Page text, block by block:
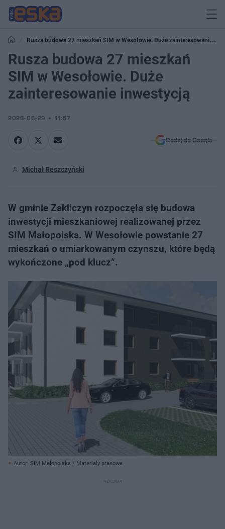
Rusza budowa 27 mieszkań SIM w Wesołowie. Duże zainteresowanie
inwestycją
Rusza budowa 27 mieszkań
SIM w Wesołowie. Duże
zainteresowanie inwestycją
2026-06-29 11:57
Dodaj do Google
Michał Reszczyński
W gminie Zakliczyn rozpoczęła się budowa
inwestycji mieszkaniowej realizowanej przez
SIM Małopolska. W Wesołowie powstanie 27
mieszkań o umiarkowanym czynszu, które będą
wykończone „pod klucz”.
Autor: SIM Małopolska / Materiały prasowe